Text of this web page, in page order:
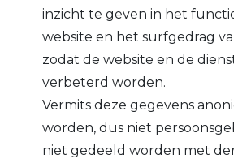
inzicht te geven in het
website en het surfgedrag
zodat de website en de
verbeterd worden.
Vermits deze gegevens
worden, dus niet
niet gedeeld worden met